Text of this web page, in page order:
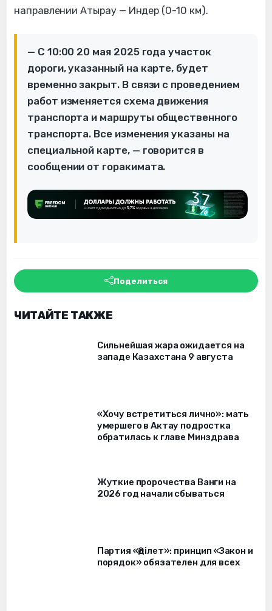
направлении Атырау — Индер (0-10 км).
— С 10:00 20 мая 2025 года участок
дороги, указанный на карте, будет
временно закрыт. В связи с проведением
работ изменяется схема движения
транспорта и маршруты общественного
транспорта. Все изменения указаны на
специальной карте, — говорится в
сообщении от горакимата.
Поделиться
ЧИТАЙТЕ ТАКЖЕ
Сильнейшая жара ожидается на
западе Казахстана 9 августа
«Хочу встретиться лично»: мать
умершего в Актау подростка
обратилась к главе Минздрава
Жуткие пророчества Ванги на
2026 год начали сбываться
Партия «Әділет»: принцип «Закон и
порядок» обязателен для всех